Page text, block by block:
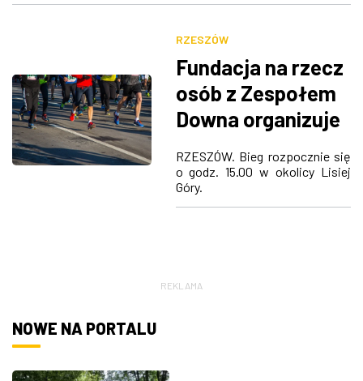
W KINACH
GASTRONOMIA
RZESZÓW
Fundacja na rzecz
osób z Zespołem
Downa organizuje
bieg charytatywny
w Rzeszowie
RZESZÓW. Bieg rozpocznie się
o godz. 15.00 w okolicy Lisiej
Góry.
REKLAMA
NOWE NA PORTALU